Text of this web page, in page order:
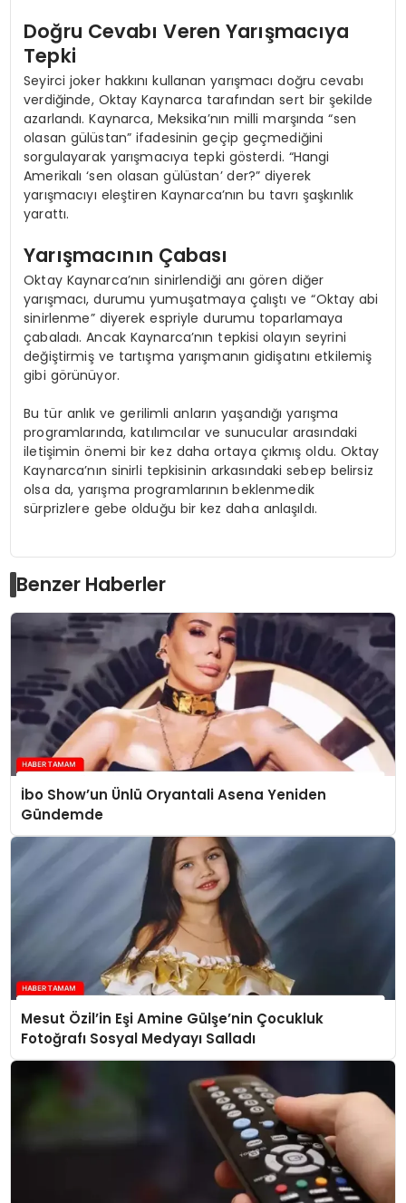
Doğru Cevabı Veren Yarışmacıya
Tepki
Seyirci joker hakkını kullanan yarışmacı doğru cevabı
verdiğinde, Oktay Kaynarca tarafından sert bir şekilde
azarlandı. Kaynarca, Meksika’nın milli marşında “sen
olasan gülüstan” ifadesinin geçip geçmediğini
sorgulayarak yarışmacıya tepki gösterdi. “Hangi
Amerikalı ‘sen olasan gülüstan’ der?” diyerek
yarışmacıyı eleştiren Kaynarca’nın bu tavrı şaşkınlık
yarattı.
Yarışmacının Çabası
Oktay Kaynarca’nın sinirlendiği anı gören diğer
yarışmacı, durumu yumuşatmaya çalıştı ve “Oktay abi
sinirlenme” diyerek espriyle durumu toparlamaya
çabaladı. Ancak Kaynarca’nın tepkisi olayın seyrini
değiştirmiş ve tartışma yarışmanın gidişatını etkilemiş
gibi görünüyor.
Bu tür anlık ve gerilimli anların yaşandığı yarışma
programlarında, katılımcılar ve sunucular arasındaki
iletişimin önemi bir kez daha ortaya çıkmış oldu. Oktay
Kaynarca’nın sinirli tepkisinin arkasındaki sebep belirsiz
olsa da, yarışma programlarının beklenmedik
sürprizlere gebe olduğu bir kez daha anlaşıldı.
Benzer Haberler
İbo Show’un Ünlü Oryantali Asena Yeniden
Gündemde
Mesut Özil’in Eşi Amine Gülşe’nin Çocukluk
Fotoğrafı Sosyal Medyayı Salladı